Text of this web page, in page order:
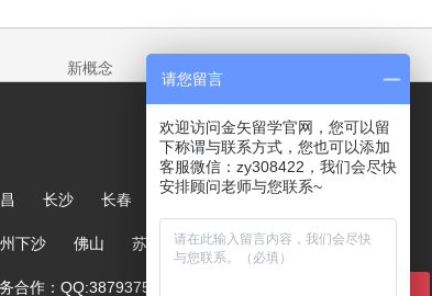
新概念
长沙 长春 哈尔滨 大连 郑州
下沙 佛山 苏州
作：QQ:387937567
请您留言
欢迎访问金矢留学官网，您可以留
下称谓与联系方式，您也可以添加
客服微信：zy308422，我们会尽快
安排顾问老师与您联系~